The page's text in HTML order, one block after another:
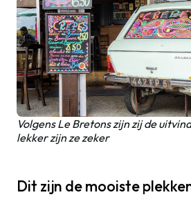
Volgens Le Bretons zijn zij de
lekker zijn ze zeker
Dit zijn de mooiste